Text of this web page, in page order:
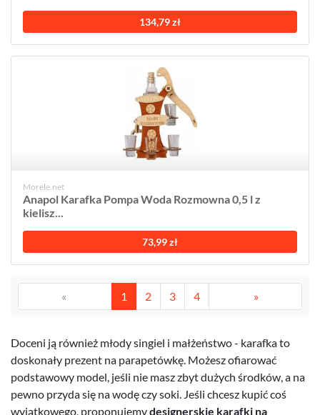
134,79 zł
Morele.net
Anapol Karafka Pompa Woda Rozmowna 0,5 l z
kielisz...
73,99 zł
« 1 2 3 4 »
Doceni ją również młody singiel i małżeństwo - karafka to
doskonały prezent na parapetówkę. Możesz ofiarować
podstawowy model, jeśli nie masz zbyt dużych środków, a na
pewno przyda się na wodę czy soki. Jeśli chcesz kupić coś
wyjątkowego, proponujemydesignerskie karafki na